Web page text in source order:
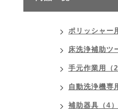
ポリッシャー
床洗浄補助ツ
手元作業用（
自動洗浄機専
補助器具（4）